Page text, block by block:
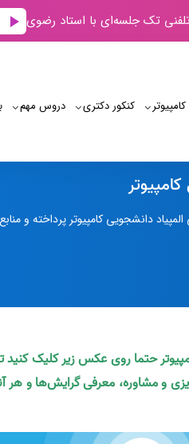
تلفنی تک جلسه‌ای با استاد رضوی
کنکور دکتری دروس مهم
دانشجویی کامپیوتر پرداخته و
حتما روی عکس زیر کلیک کنید
و مشاوره، معرفی گرایش‌ها و هر